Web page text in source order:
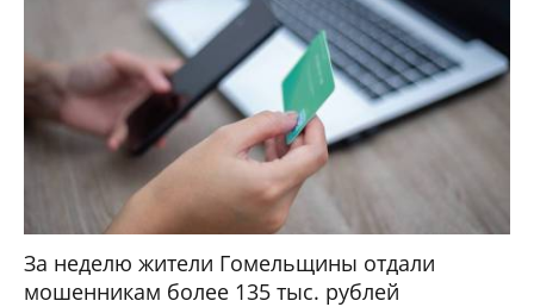
За неделю жители Гомельщины отдали
мошенникам более 135 тыс. рублей